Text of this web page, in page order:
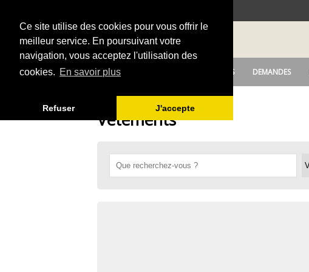
Ce site utilise des cookies pour vous offrir le
meilleur service. En poursuivant votre
navigation, vous acceptez l'utilisation des
cookies. En savoir plus
Refuser J'accepte
DEPOSER UNE ANNONCE OFFRES DEMANDES
Vêtements